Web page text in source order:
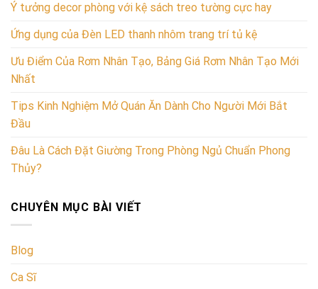
Ý tưởng decor phòng với kệ sách treo tường cực hay
Ứng dụng của Đèn LED thanh nhôm trang trí tủ kệ
Ưu Điểm Của Rơm Nhân Tạo, Bảng Giá Rơm Nhân Tạo Mới
Nhất
Tips Kinh Nghiệm Mở Quán Ăn Dành Cho Người Mới Bắt
Đầu
Đâu Là Cách Đặt Giường Trong Phòng Ngủ Chuẩn Phong
Thủy?
CHUYÊN MỤC BÀI VIẾT
Blog
Ca Sĩ